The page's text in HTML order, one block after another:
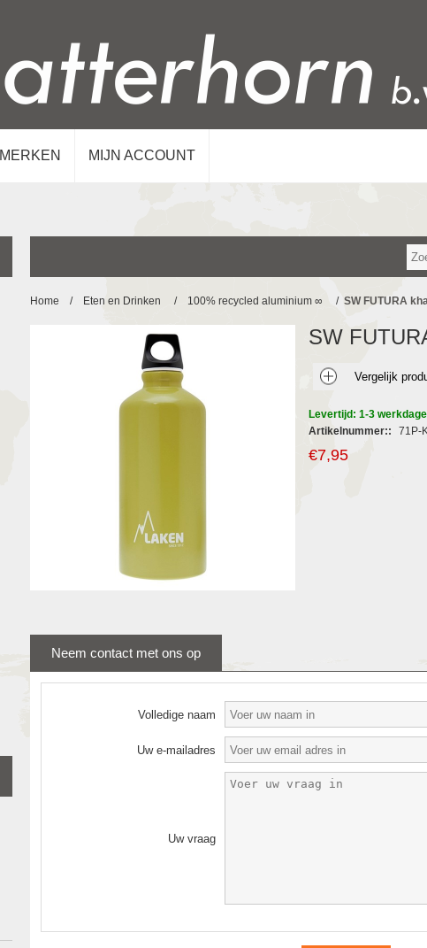
MERKEN MIJN ACCOUNT
Home / Eten en Drinken / 100% recycled aluminium ∞ / SW FUTURA
SW
Levertijd: 1-3
Artikelnummer::
71P-
€7,95
Neem contact met ons op
Volledige naam
Uw e-mailadres
Uw vraag